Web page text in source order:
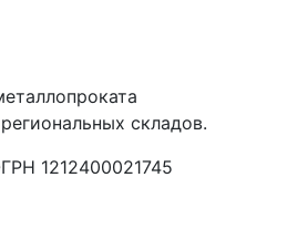
складов.
1212400021745